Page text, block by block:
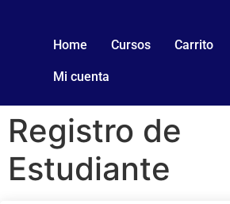
Home Cursos Carrito
Mi cuenta
Registro de
Estudiante